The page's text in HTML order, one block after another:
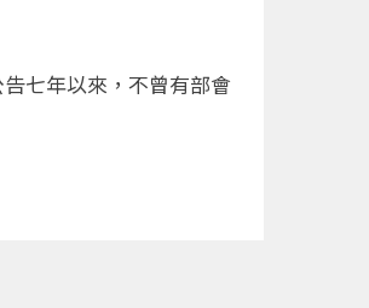
七年以來，不曾有部會